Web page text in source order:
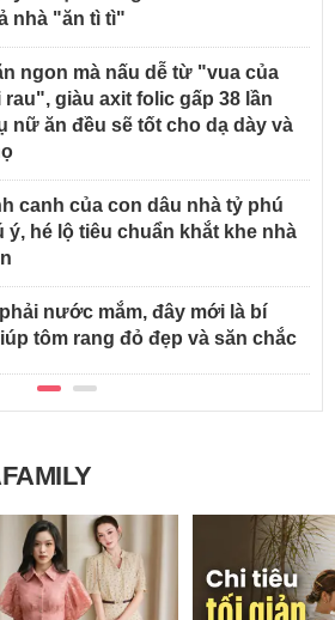
nhà "ăn tì tì"
ngon mà nấu dễ từ "vua của
rau", giàu axit folic gấp 38 lần
nữ ăn đều sẽ tốt cho dạ dày và
canh của con dâu nhà tỷ phú
ý, hé lộ tiêu chuẩn khắt khe nhà
nước mắm, đây mới là bí
tôm rang đỏ đẹp và săn chắc